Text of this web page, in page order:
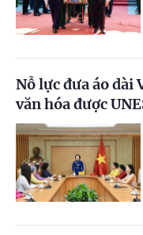
Nỗ lực đưa áo dài
văn hóa được